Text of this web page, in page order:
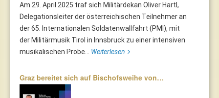
Am 29. April 2025 traf sich Militärdekan Oliver Hartl,
Delegationsleiter der österreichischen Teilnehmer an
der 65. Internationalen Soldatenwallfahrt (PMI), mit
der Militärmusik Tirol in Innsbruck zu einer intensiven
musikalischen Probe... Weiterlesen
Graz bereitet sich auf Bischofsweihe von…